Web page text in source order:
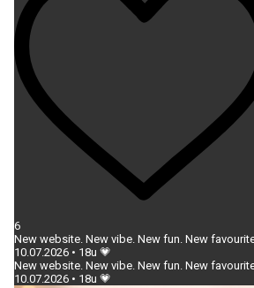
6
New website. New vibe. New fun. New
10.07.2026 • 18u 💗
New website. New vibe. New fun. New
10.07.2026 • 18u 💗